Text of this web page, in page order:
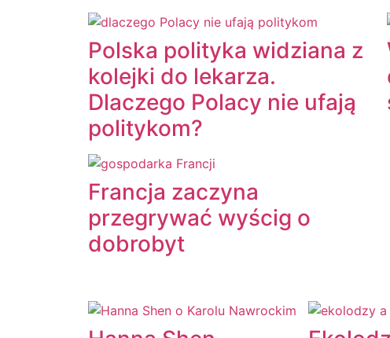
Polska polityka widziana z
kolejki do lekarza.
Dlaczego Polacy nie ufają
politykom?
Francja zaczyna
przegrywać wyścig o
dobrobyt